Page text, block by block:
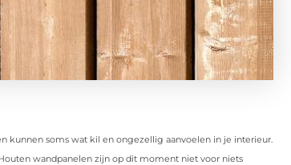
kunnen soms wat kil en ongezellig aanvoelen in je interieur.
wandpanelen zijn op dit moment niet voor niets